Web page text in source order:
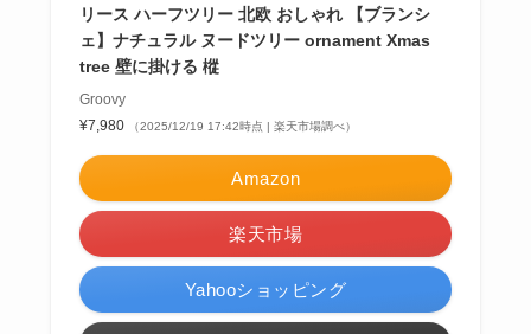
リース ハーフツリー 北欧 おしゃれ 【ブランシ
ェ】ナチュラル ヌードツリー ornament Xmas
tree 壁に掛ける 樅
Groovy
¥7,980
（2025/12/19 17:42時点 | 楽天市場調べ）
Amazon
楽天市場
Yahooショッピング